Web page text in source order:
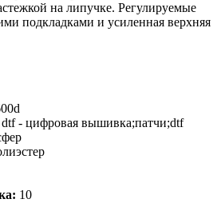
на липучке. Регулируемые
подкладками и усиленная верхняя
dtf - цифровая вышивка;патчи;dtf
10